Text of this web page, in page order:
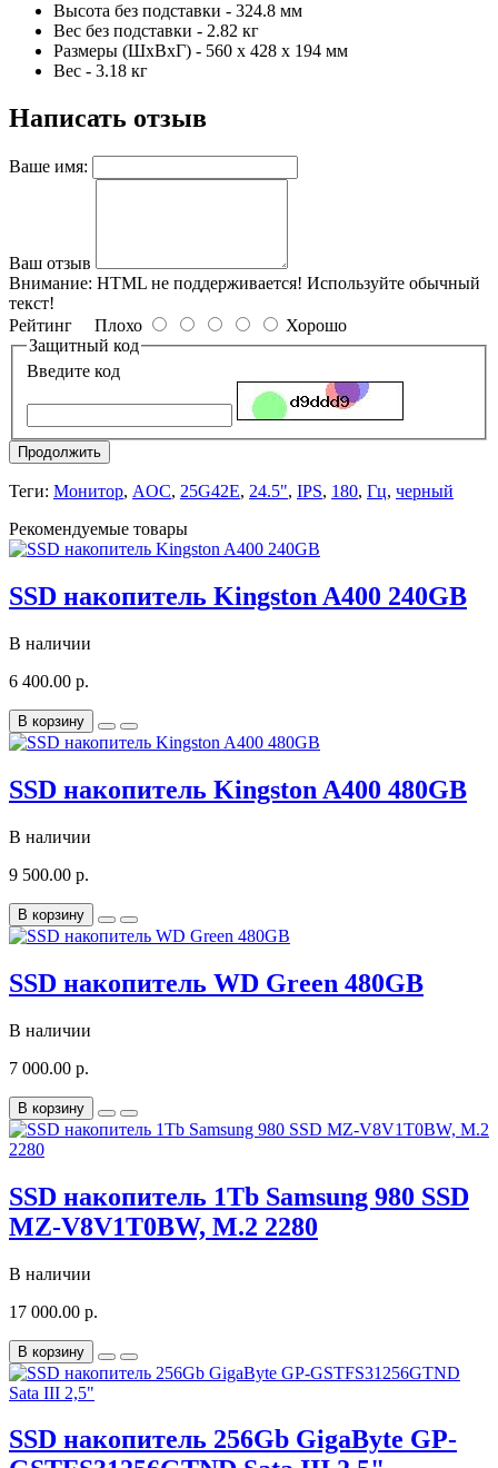
Высота без подставки - 324.8 мм
Вес без подставки - 2.82 кг
Размеры (ШхВхГ) - 560 x 428 x 194 мм
Вес - 3.18 кг
Написать отзыв
Ваше имя:
Ваш отзыв
Внимание: HTML не поддерживается! Используйте обычный
текст!
Рейтинг Плохо
Хорошо
Защитный код
Введите код
Продолжить
Теги: Монитор, AOC, 25G42E, 24.5", IPS, 180, Гц, черный
Рекомендуемые товары
SSD накопитель Kingston A400 240GB
В наличии
6 400.00 р.
В корзину
SSD накопитель Kingston A400 480GB
В наличии
9 500.00 р.
В корзину
SSD накопитель WD Green 480GB
В наличии
7 000.00 р.
В корзину
SSD накопитель 1Tb Samsung 980 SSD
MZ-V8V1T0BW, M.2 2280
В наличии
17 000.00 р.
В корзину
SSD накопитель 256Gb GigaByte GP-